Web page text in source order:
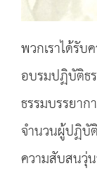
พวกเราได้รับ
อบรมปฏิบัติธ
ธรรมบรรยา
จำนวนผู้ปฏิบั
ความสับสนวุ่